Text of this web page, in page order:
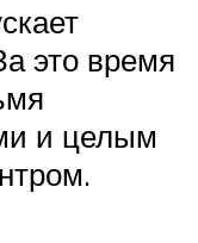
это время
и целым